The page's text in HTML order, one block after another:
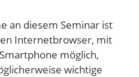
an diesem Seminar ist
Internetbrowser, mit
möglich,
wichtige